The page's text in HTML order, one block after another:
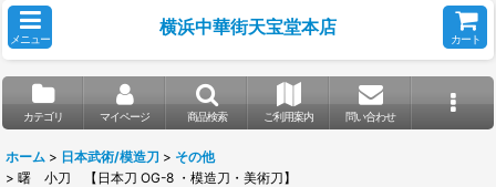
メニュー
横浜中華街天宝堂本店
カート
カテゴリ マイページ 商品検索 ご利用案内 問い合わせ
ホーム > 日本武術/模造刀 > その他
> 曙 小刀 【日本刀 OG-8 ・模造刀・美術刀】